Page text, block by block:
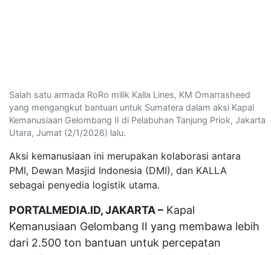
Salah satu armada RoRo milik Kalla Lines, KM Omarrasheed
yang mengangkut bantuan untuk Sumatera dalam aksi Kapal
Kemanusiaan Gelombang II di Pelabuhan Tanjung Priok, Jakarta
Utara, Jumat (2/1/2026) lalu.
Aksi kemanusiaan ini merupakan kolaborasi antara
PMI, Dewan Masjid Indonesia (DMI), dan KALLA
sebagai penyedia logistik utama.
PORTALMEDIA.ID, JAKARTA – Kapal
Kemanusiaan Gelombang II yang membawa lebih
dari 2.500 ton bantuan untuk percepatan